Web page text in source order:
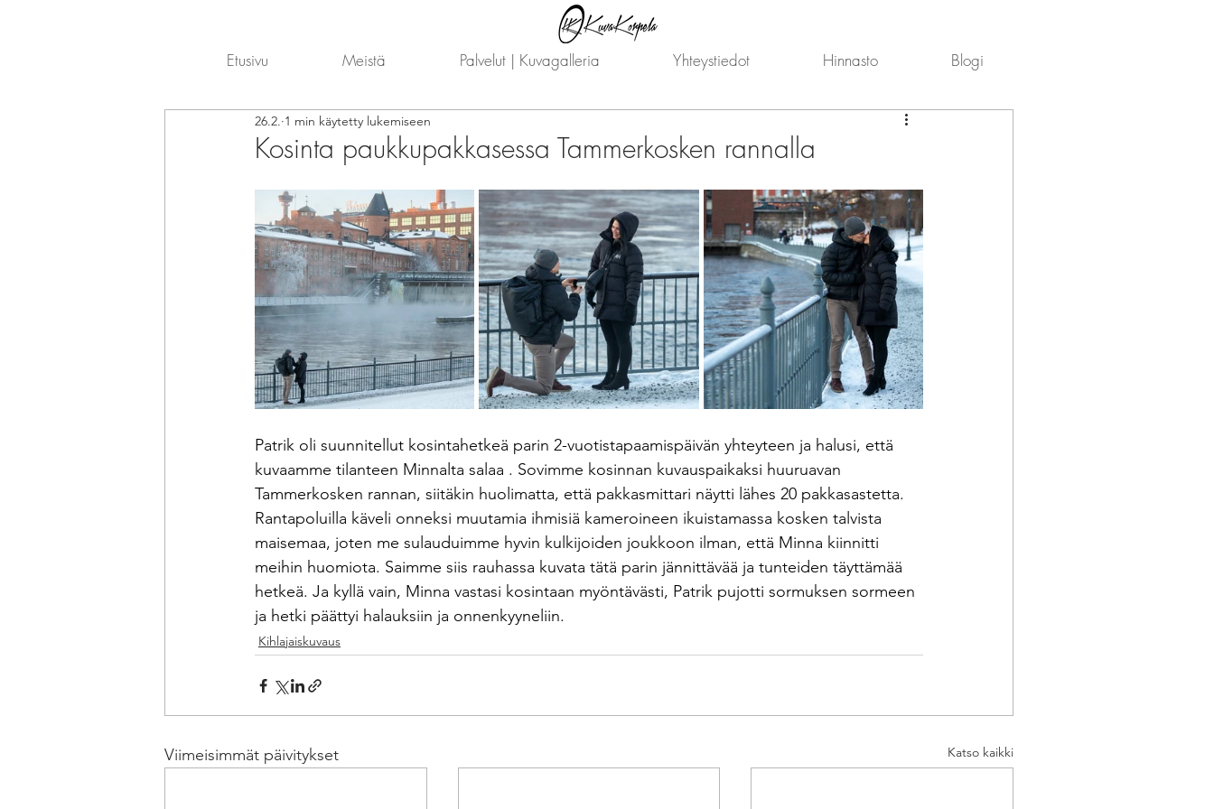
Etusivu Meistä Palvelut | Kuvagalleria Yhteystiedot Hinnasto Blogi
Kosinta paukkupakkasessa Tammerkosken rannalla
26.2. 1 min käytetty lukemiseen
Patrik oli suunnitellut kosintahetkeä parin 2-vuotistapaamispäivän yhteyteen ja halusi, että
kuvaamme tilanteen Minnalta salaa . Sovimme kosinnan kuvauspaikaksi huuruavan
Tammerkosken rannan, siitäkin huolimatta, että pakkasmittari näytti lähes 20 pakkasastetta.
Rantapoluilla käveli onneksi muutamia ihmisiä kameroineen ikuistamassa kosken talvista
maisemaa, joten me sulauduimme hyvin kulkijoiden joukkoon ilman, että Minna kiinnitti
meihin huomiota. Saimme siis rauhassa kuvata tätä parin jännittävää ja tunteiden täyttämää
hetkeä. Ja kyllä vain, Minna vastasi kosintaan myöntävästi, Patrik pujotti sormuksen sormeen
ja hetki päättyi halauksiin ja onnenkyyneliin.
Kihlajaiskuvaus
Viimeisimmät päivitykset Katso kaikki